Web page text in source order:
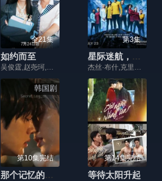
全21集
如约而至
吴俊霆,赵尧珂,宗元圆,高晓攀,李行亮,吴莫愁,辉子,王心怡,熊汝霖,孙一杰,曲羿成,王予,王旭东,高姝瑶,许纯,李泽宇,蔡淇
第3集
星际迷航，奇异新世界第四季
杰丝·布什,克里斯蒂娜·钟
韩国剧
第10集完结
那个记忆的夏天
第14集完结
等待太阳升起